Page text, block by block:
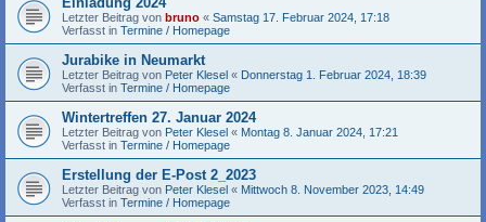
Letzter Beitrag von bruno « Samstag 17. Februar 2024, 17:18
Verfasst in Termine / Homepage
Jurabike in Neumarkt
Letzter Beitrag von Peter Klesel « Donnerstag 1. Februar 2024, 18:39
Verfasst in Termine / Homepage
Wintertreffen 27. Januar 2024
Letzter Beitrag von Peter Klesel « Montag 8. Januar 2024, 17:21
Verfasst in Termine / Homepage
Erstellung der E-Post 2_2023
Letzter Beitrag von Peter Klesel « Mittwoch 8. November 2023, 14:49
Verfasst in Termine / Homepage